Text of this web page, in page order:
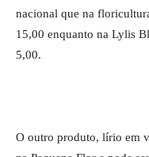
nacional que na
15,00 enquanto na Lylis
5,00.
O outro produto, lírio em